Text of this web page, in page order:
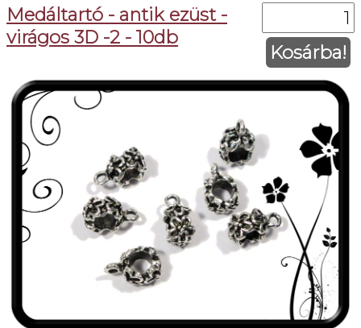
Medáltartó - antik ezüst -
virágos 3D -2 - 10db
Kosárba!